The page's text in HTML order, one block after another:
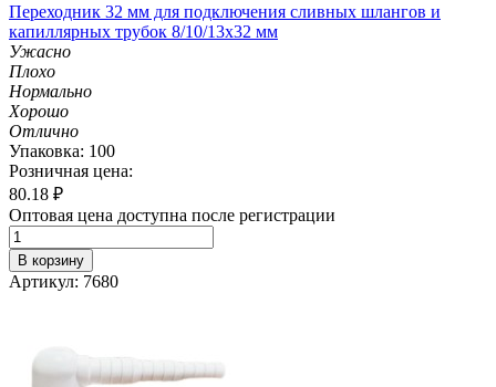
Переходник 32 мм для подключения сливных шлангов и
капиллярных трубок 8/10/13х32 мм
Ужасно
Плохо
Нормально
Хорошо
Отлично
Упаковка: 100
Розничная цена:
80.18 ₽
Оптовая цена доступна после регистрации
В корзину
Артикул: 7680